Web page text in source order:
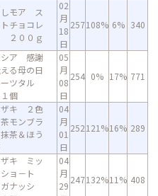
しモア ス
チョコレ
２００ｇ
02
月
18
日
257108% 6% 340
シア 感謝
る母の日
ツタル
個
05
月
08
日
254 0% 17% 771
ザキ ２色
モンブラ
茶＆ほう
04
月
01
日
252121%16% 289
ザキ ミッ
ョ－ト
ナッシ
04
月
29
247132%11% 408